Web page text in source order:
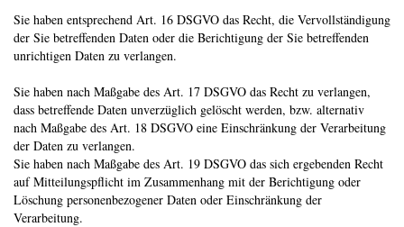
Sie haben entsprechend Art. 16 DSGVO das Recht, die Vervollständigung
der Sie betreffenden Daten oder die Berichtigung der Sie betreffenden
unrichtigen Daten zu verlangen.
Sie haben nach Maßgabe des Art. 17 DSGVO das Recht zu verlangen,
dass betreffende Daten unverzüglich gelöscht werden, bzw. alternativ
nach Maßgabe des Art. 18 DSGVO eine Einschränkung der Verarbeitung
der Daten zu verlangen.
Sie haben nach Maßgabe des Art. 19 DSGVO das sich ergebenden Recht
auf Mitteilungspflicht im Zusammenhang mit der Berichtigung oder
Löschung personenbezogener Daten oder Einschränkung der
Verarbeitung.